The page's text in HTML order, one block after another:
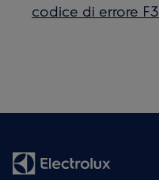
codice di errore F3